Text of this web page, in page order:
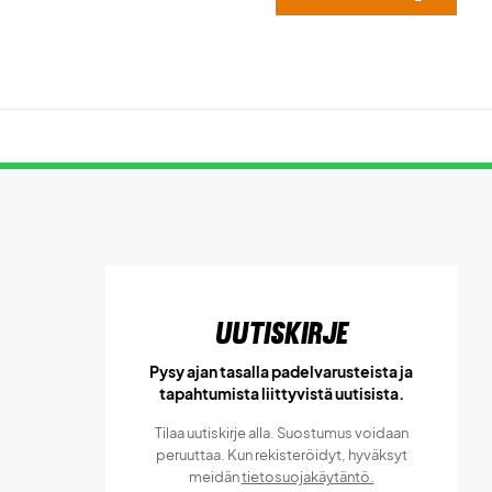
Uutiskirje
Pysy ajan tasalla padelvarusteista ja
tapahtumista liittyvistä uutisista.
Tilaa uutiskirje alla. Suostumus voidaan
peruuttaa. Kun rekisteröidyt, hyväksyt
meidäntietosuojakäytäntö.